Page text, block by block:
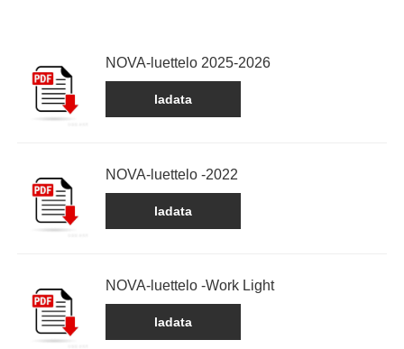
NOVA-luettelo 2025-2026
ladata
NOVA-luettelo -2022
ladata
NOVA-luettelo -Work Light
ladata